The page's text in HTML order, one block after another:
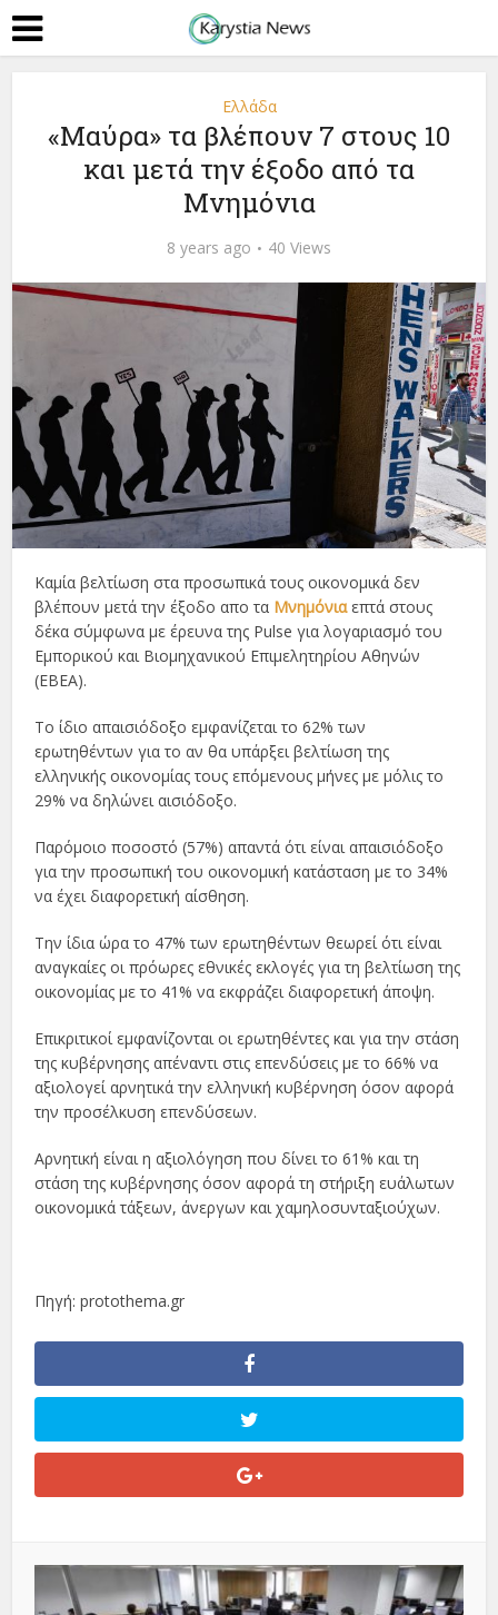
Ελλάδα
«Μαύρα» τα βλέπουν 7 στους 10
και μετά την έξοδο από τα
Μνημόνια
8 years ago 40 Views
Καμία βελτίωση στα προσωπικά τους οικονομικά δεν
βλέπουν μετά την έξοδο απο τα Μνημόνιαεπτά στους
δέκα σύμφωνα με έρευνα της Pulse για λογαριασμό του
Εμπορικού και Βιομηχανικού Επιμελητηρίου Αθηνών
(ΕΒΕΑ).
Το ίδιο απαισιόδοξο εμφανίζεται το 62% των
ερωτηθέντων για το αν θα υπάρξει βελτίωση της
ελληνικής οικονομίας τους επόμενους μήνες με μόλις το
29% να δηλώνει αισιόδοξο.
Παρόμοιο ποσοστό (57%) απαντά ότι είναι απαισιόδοξο
για την προσωπική του οικονομική κατάσταση με το 34%
να έχει διαφορετική αίσθηση.
Την ίδια ώρα το 47% των ερωτηθέντων θεωρεί ότι είναι
αναγκαίες οι πρόωρες εθνικές εκλογές για τη βελτίωση της
οικονομίας με το 41% να εκφράζει διαφορετική άποψη.
Επικριτικοί εμφανίζονται οι ερωτηθέντες και για την στάση
της κυβέρνησης απέναντι στις επενδύσεις με το 66% να
αξιολογεί αρνητικά την ελληνική κυβέρνηση όσον αφορά
την προσέλκυση επενδύσεων.
Αρνητική είναι η αξιολόγηση που δίνει το 61% και τη
στάση της κυβέρνησης όσον αφορά τη στήριξη ευάλωτων
οικονομικά τάξεων, άνεργων και χαμηλοσυνταξιούχων.
Πηγή: protothema.gr